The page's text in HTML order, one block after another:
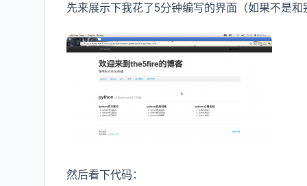
先来展示下我花了5分钟编写的界面（如果不是和
然后看下代码：